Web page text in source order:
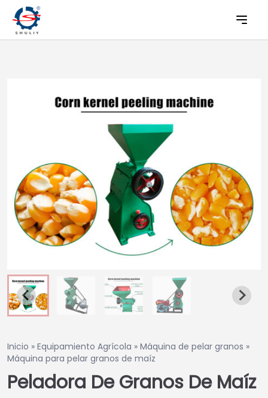
Inicio » Equipamiento Agrícola » Máquina de pelar granos »
Máquina para pelar granos de maíz
Peladora De Granos De Maíz